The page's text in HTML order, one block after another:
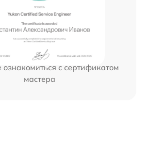
с сертификатом
мастера